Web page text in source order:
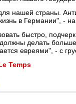
нашей страны.
в Германии", -
быстро,
делать больше
евреями", - с
Temps